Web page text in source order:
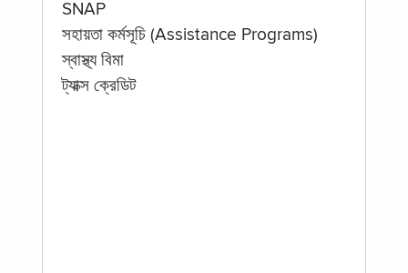
SNAP
সহায়তা কর্মসূচি (Assistance Programs)
স্বাস্থ্য বিমা
ট্যাক্স ক্রেডিট